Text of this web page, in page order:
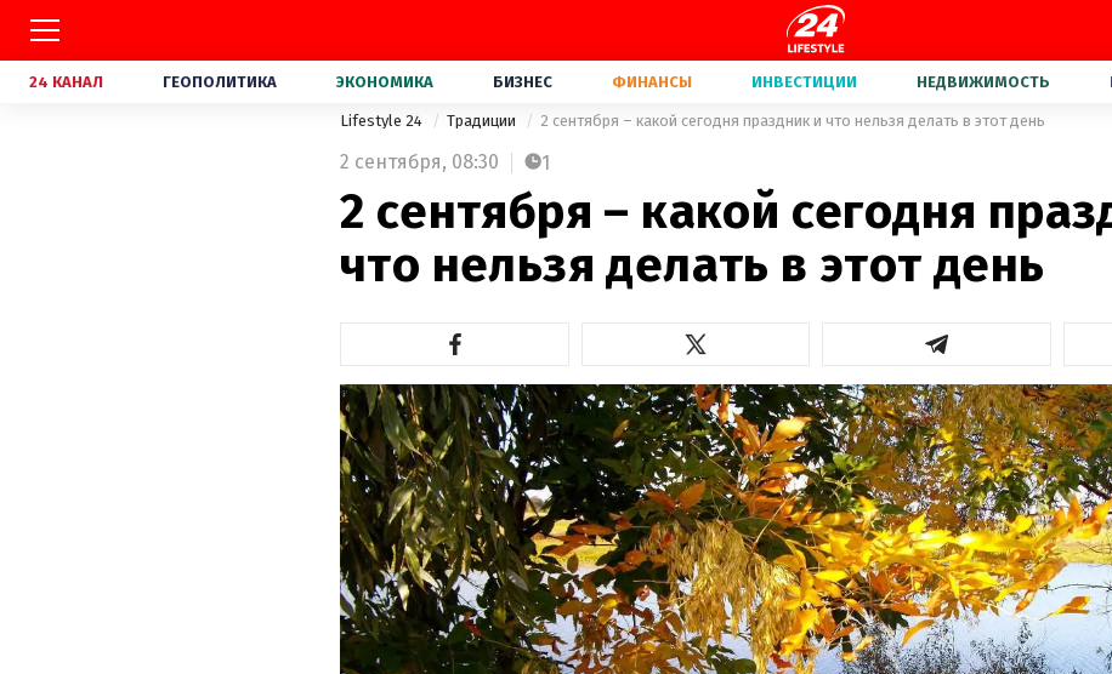
24 КАНАЛ ГЕОПОЛИТИКА ЭКОНОМИКА БИЗНЕС ФИНАНСЫ ИНВЕСТИЦИИ НЕДВИЖИМОСТЬ
Lifestyle 24 Традиции 2 сентября – какой сегодня праздник и что нельзя делать в этот день
2 сентября, 08:30 1
2 сентября – какой сегодня
что нельзя делать в этот день